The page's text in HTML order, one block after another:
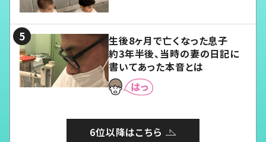
生後8ヶ月で亡くなった息子
約3年半後、当時の妻の日記に
書いてあった本音とは
6位以降はこちら